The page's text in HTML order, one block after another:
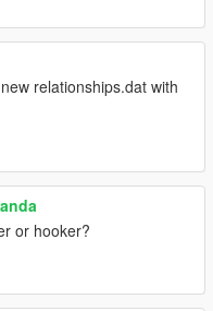
relationships.dat with
or hooker?